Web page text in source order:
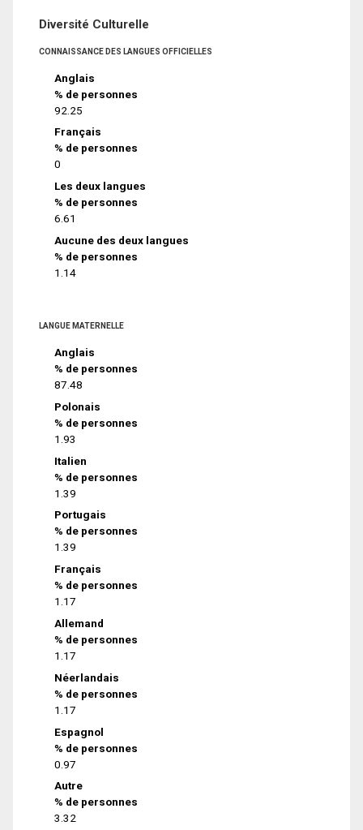
Diversité Culturelle
CONNAISSANCE DES LANGUES OFFICIELLES
Anglais
% de personnes
92.25
Français
% de personnes
0
Les deux langues
% de personnes
6.61
Aucune des deux langues
% de personnes
1.14
LANGUE MATERNELLE
Anglais
% de personnes
87.48
Polonais
% de personnes
1.93
Italien
% de personnes
1.39
Portugais
% de personnes
1.39
Français
% de personnes
1.17
Allemand
% de personnes
1.17
Néerlandais
% de personnes
1.17
Espagnol
% de personnes
0.97
Autre
% de personnes
3.32